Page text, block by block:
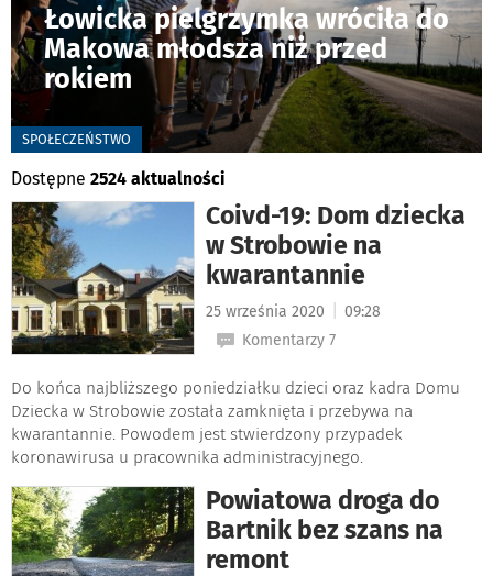
SPOŁECZEŃSTWO
Łowicka pielgrzymka wróciła do
Makowa młodsza niż przed
rokiem
-
Dostępne 2524 aktualności
Coivd-19: Dom dziecka
w Strobowie na
kwarantannie
25 września 2020
09:28
Komentarzy 7
Do końca najbliższego poniedziałku dzieci oraz kadra Domu
Dziecka w Strobowie została zamknięta i przebywa na
kwarantannie. Powodem jest stwierdzony przypadek
koronawirusa u pracownika administracyjnego.
Powiatowa droga do
Bartnik bez szans na
remont